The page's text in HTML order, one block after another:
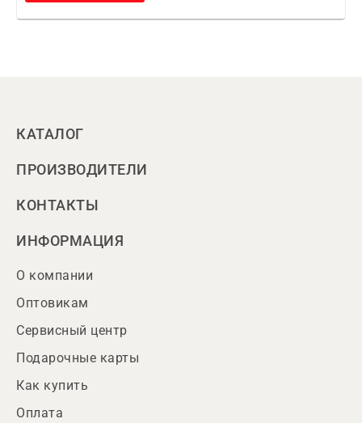
КАТАЛОГ
ПРОИЗВОДИТЕЛИ
КОНТАКТЫ
ИНФОРМАЦИЯ
О компании
Оптовикам
Сервисный центр
Подарочные карты
Как купить
Оплата